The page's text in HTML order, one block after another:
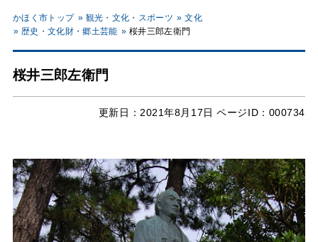
かほく市トップ 観光・文化・スポーツ
文化
歴史・文化財・郷土芸能
桜井三郎左衛門
桜井三郎左衛門
更新日： 2021年8月17日 ページID：000734